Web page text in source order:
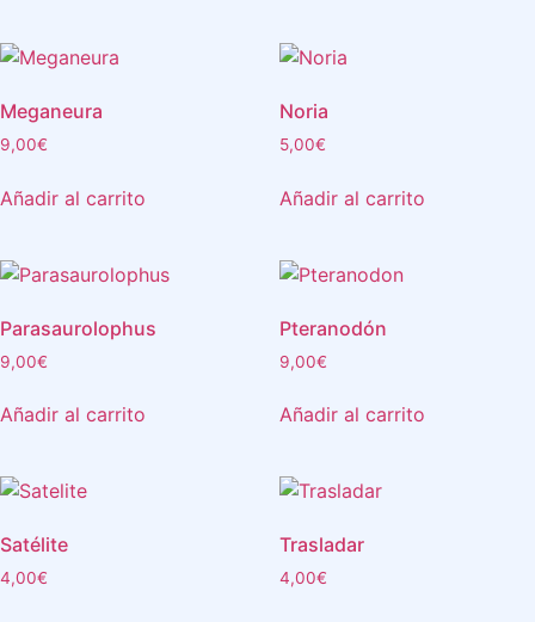
Meganeura
9,00€
Añadir al carrito
Noria
5,00€
Añadir al carrito
Parasaurolophus
9,00€
Añadir al carrito
Pteranodón
9,00€
Añadir al carrito
Satélite
4,00€
Trasladar
4,00€